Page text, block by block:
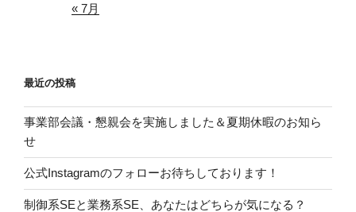
« 7月
最近の投稿
事業部会議・懇親会を実施しました＆夏期休暇のお知ら
せ
公式Instagramのフォローお待ちしております！
制御系SEと業務系SE、あなたはどちらが気になる？